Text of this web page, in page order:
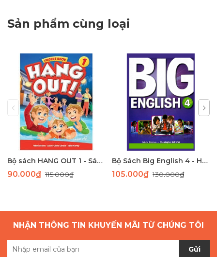
Sản phẩm cùng loại
Bộ sách HANG OUT 1 - Sách học tiếng Anh giao tiếp dành cho học sinh tiểu học
90.000₫115.000₫
Bộ Sách Big English 4 - Học Tiếng Anh Toàn Diện Cho Học Sinh Tiểu Học
105.000₫130.000₫
NHẬN THÔNG TIN KHUYẾN MÃI TỪ CHÚNG TÔI
Gửi